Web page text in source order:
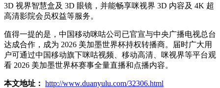
3D 视界智慧盒及 3D 眼镜，并能畅享咪视界 3D 内容及 4K 超
高清影院会员权益等服务。
值得一提的是，中国移动咪咕公司已官宣与中央广播电视总台
达成合作，成为 2026 美加墨世界杯持权转播商。届时广大用
户可通过中国移动旗下咪咕视频、移动高清、咪视界等平台观
看 2026 美加墨世界杯赛事全量直播和点播内容。
本文地址： http://www.duanyulu.com/32306.html